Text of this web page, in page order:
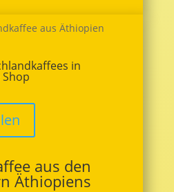
in
aus den
Äthiopiens